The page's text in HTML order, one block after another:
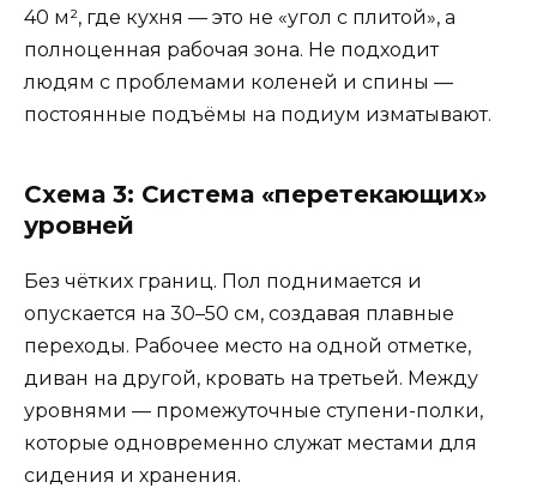
40 м², где кухня — это не «угол с плитой», а
полноценная рабочая зона. Не подходит
людям с проблемами коленей и спины —
постоянные подъёмы на подиум изматывают.
Схема 3: Система «перетекающих»
уровней
Без чётких границ. Пол поднимается и
опускается на 30–50 см, создавая плавные
переходы. Рабочее место на одной отметке,
диван на другой, кровать на третьей. Между
уровнями — промежуточные ступени-полки,
которые одновременно служат местами для
сидения и хранения.